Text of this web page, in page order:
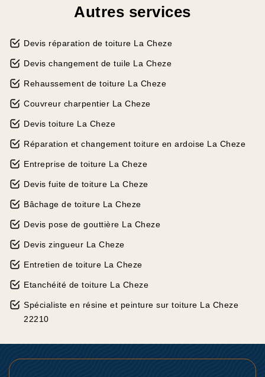
Autres services
Devis réparation de toiture La Cheze
Devis changement de tuile La Cheze
Rehaussement de toiture La Cheze
Couvreur charpentier La Cheze
Devis toiture La Cheze
Réparation et changement toiture en ardoise La Cheze
Entreprise de toiture La Cheze
Devis fuite de toiture La Cheze
Bâchage de toiture La Cheze
Devis pose de gouttière La Cheze
Devis zingueur La Cheze
Entretien de toiture La Cheze
Etanchéité de toiture La Cheze
Spécialiste en résine et peinture sur toiture La Cheze
22210